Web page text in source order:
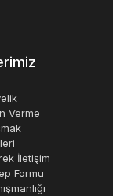
çay kazanı
Sahibinden
doğru
Verme
İletişim
Formu